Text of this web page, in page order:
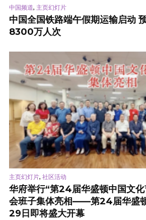
中国频道, 主页幻灯片
中国全国铁路端午假期运输启动
8300万人次
主页幻灯片, 社区活动
华府举行“第24届华盛顿中国文
会班子集体亮相——第24届华盛
29日即将盛大开幕